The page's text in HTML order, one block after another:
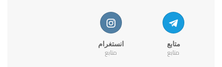
متابع
متابع
انستغرام
متابع